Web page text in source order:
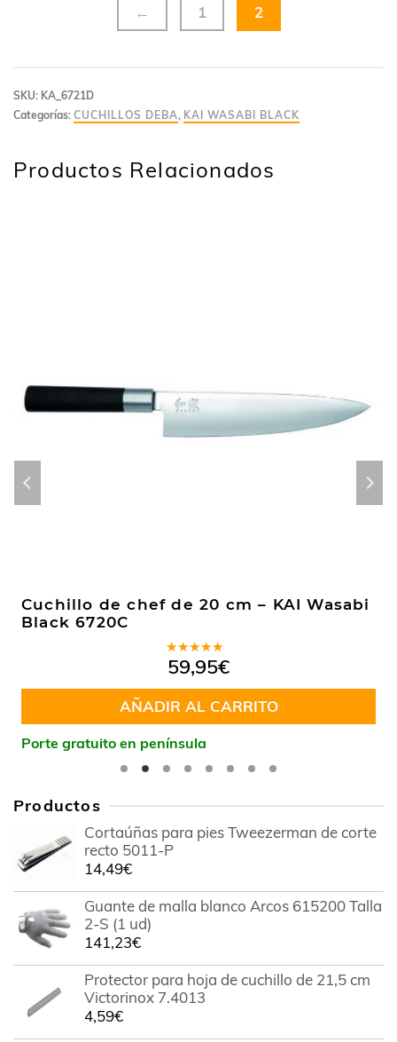
← 1 2
SKU: KA_6721D
Categorías: CUCHILLOS DEBA, KAI WASABI BLACK
Productos Relacionados
Cuchillo de chef de 20 cm – KAI Wasabi
Black 6720C
Valorado
en4.83
de 5
59,95€
AÑADIR AL CARRITO
Porte gratuito en península
Productos
Cortaúñas para pies Tweezerman de corte
recto 5011-P
14,49€
Guante de malla blanco Arcos 615200 Talla
2-S (1 ud)
141,23€
Protector para hoja de cuchillo de 21,5 cm
Victorinox 7.4013
4,59€